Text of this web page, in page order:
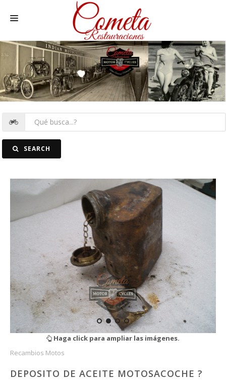
MOTOS NACIONALES Y OTRAS
REC. MOTOS
FOTOSSEARCH
Haga click para ampliar las imágenes.
Recambios Motos
DEPOSITO DE ACEITE MOTOSACOCHE ?